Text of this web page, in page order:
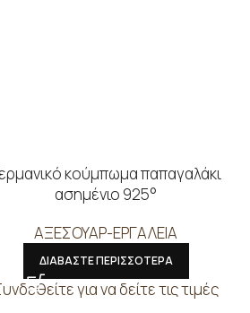
κούμπωμα παπαγαλάκι
ασημένιο 925°
ΑΞΕΣΟΥΑΡ-ΕΡΓΑΛΕΙΑ
ΔΙΑΒΑΣΤΕ ΠΕΡΙΣΣΟΤΕΡΑ
για να δείτε τις τιμές